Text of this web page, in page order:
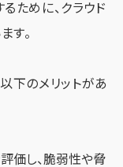
ために、クラウド
す。
下のメリットがあ
価し、脆弱性や脅